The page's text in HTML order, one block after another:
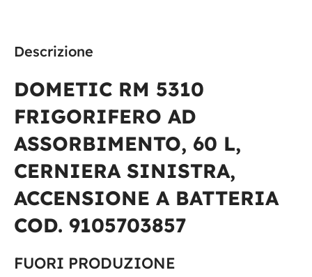
Descrizione
DOMETIC RM 5310
FRIGORIFERO AD
ASSORBIMENTO, 60 L,
CERNIERA SINISTRA,
ACCENSIONE A BATTERIA
COD. 9105703857
FUORI PRODUZIONE
TECNOLOGIA
ASSORBIMENTO
CAPACITÀ IN LITRI
177 l